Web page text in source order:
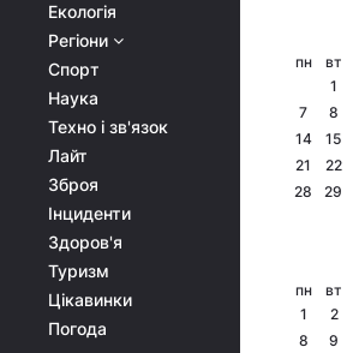
Екологія
Регіони
Спорт
Наука
Техно і зв'язок
Лайт
Зброя
Інциденти
Здоров'я
Туризм
Цікавинки
Погода
пн вт
1
7
8
14
15
21
22
28
29
пн вт
1
2
8
9